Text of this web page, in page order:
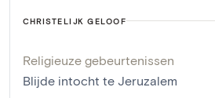
CHRISTELIJK GELOOF
Religieuze gebeurtenissen
Blijde intocht te Jeruzalem